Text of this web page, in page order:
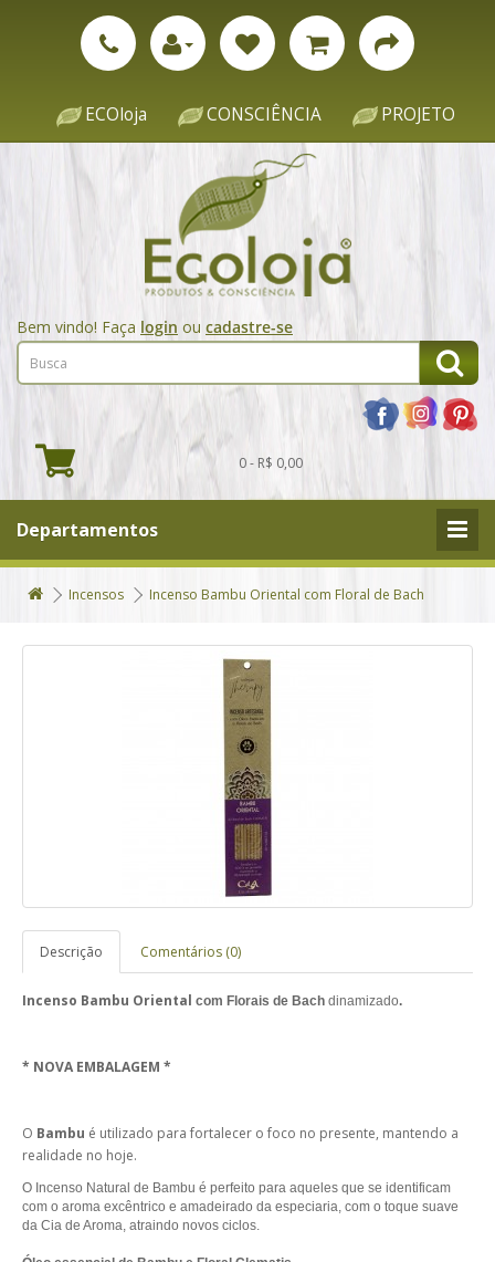
ECOloja CONSCIÊNCIA PROJETO
Bem vindo! Faça login ou cadastre-se
0 - R$ 0,00
Departamentos
Incensos Incenso Bambu Oriental com Floral de Bach
Descrição Comentários (0)
Incenso Bambu Oriental com Florais de Bach dinamizado.
* NOVA EMBALAGEM *
O Bambu é utilizado para fortalecer o foco no presente, mantendo a
realidade no hoje.
O Incenso Natural de Bambu é perfeito para aqueles que se identificam
com o aroma excêntrico e amadeirado da especiaria, com o toque suave
da Cia de Aroma, atraindo novos ciclos.